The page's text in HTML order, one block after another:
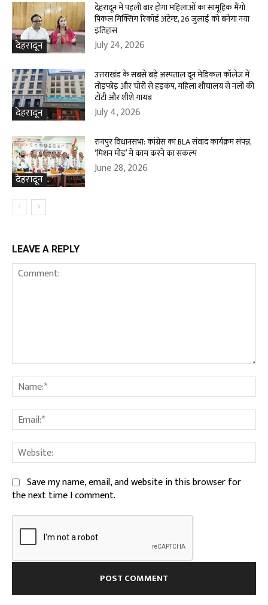
देहरादून
देहरादून में पहली बार होगा महिलाओं का सामूहिक मैंगो
पिकल मिक्सिंग रिकॉर्ड अटेम्प्ट, 26 जुलाई को बनेगा नया
इतिहास
July 24, 2026
देहरादून
उत्तराखंड के सबसे बड़े अस्पताल दून मेडिकल कॉलेज में
तोड़फोड़ और चोरी से हड़कंप, महिला शौचालय से नलों की
टोंटी और शीशे गायब
July 4, 2026
देहरादून
रायपुर विधानसभा: कांग्रेस का BLA संवाद कार्यक्रम संपन्न,
‘मिशन मोड’ में काम करने का संकल्प
June 28, 2026
LEAVE A REPLY
Save my name, email, and website in this browser for
the next time I comment.